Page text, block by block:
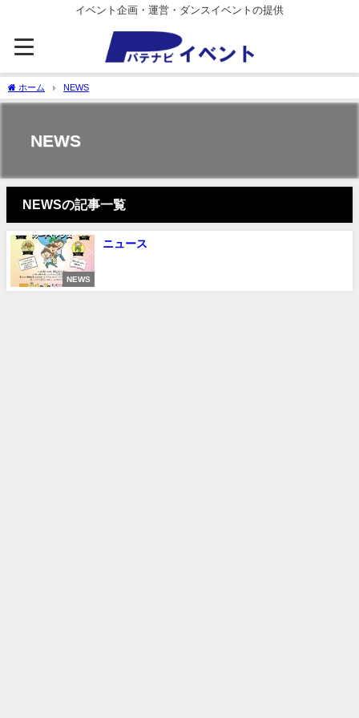
イベント企画・運営・ダンスイベントの提供
ホーム NEWS
NEWS
NEWSの記事一覧
NEWS
ニュース